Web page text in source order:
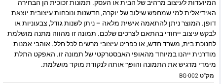
המיועדות לעיצוב מרהיב של הבית או העסק. תמונות זכוכית הן הבחירה
האידיאלית למי שמחפש שילוב של יוקרה, חדשנות ונוכחות עיצובית יוצאת
דופן. המוצר ניתן להתאמה אישית מלאה – ניתן לשנות גודל, צבעוניות או
לבקש עיצוב ייחודי בהתאם לצרכים שלכם. תמונה זו מהווה מתנה מושלמת
לחנוכת בית, משרד חדש, או כפריט עיצובי מרשים לכל חלל. אוהבי אמנות
מודרנית ייהנו במיוחד מהאופי האבסטרקטי של תמונה זו. האפקט התלת
מימדי מדגיש את התמונה והופך אותה לנקודת מוקד מושלמת.
מק"טBG-002